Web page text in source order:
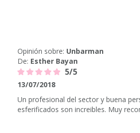
Opinión sobre: Unbarman
De: Esther Bayan
5/5
13/07/2018
Un profesional del sector y buena
esferificados son increibles. Muy